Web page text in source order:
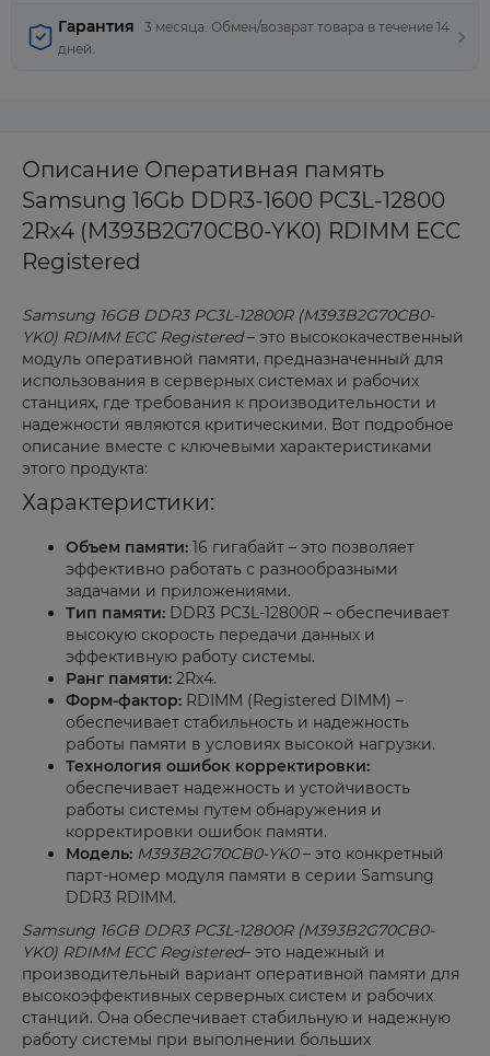
Гарантия
3 месяца. Обмен/возврат товара в течение 14
дней.
Описание Оперативная память
Samsung 16Gb DDR3-1600 PC3L-12800
2Rx4 (M393B2G70CB0-YK0) RDIMM ECC
Registered
Samsung 16GB DDR3 PC3L-12800R (M393B2G70CB0-
YK0) RDIMM ECC Registered– это высококачественный
модуль оперативной памяти, предназначенный для
использования в серверных системах и рабочих
станциях, где требования к производительности и
надежности являются критическими. Вот подробное
описание вместе с ключевыми характеристиками
этого продукта:
Характеристики:
Объем памяти: 16 гигабайт – это позволяет
эффективно работать с разнообразными
задачами и приложениями.
Тип памяти: DDR3 PC3L-12800R – обеспечивает
высокую скорость передачи данных и
эффективную работу системы.
Ранг памяти: 2Rx4.
Форм-фактор: RDIMM (Registered DIMM) –
обеспечивает стабильность и надежность
работы памяти в условиях высокой нагрузки.
Технология ошибок корректировки:
обеспечивает надежность и устойчивость
работы системы путем обнаружения и
корректировки ошибок памяти.
Модель: M393B2G70CB0-YK0– это конкретный
парт-номер модуля памяти в серии Samsung
DDR3 RDIMM.
Samsung 16GB DDR3 PC3L-12800R (M393B2G70CB0-
YK0) RDIMM ECC Registered– это надежный и
производительный вариант оперативной памяти для
высокоэффективных серверных систем и рабочих
станций. Она обеспечивает стабильную и надежную
работу системы при выполнении больших